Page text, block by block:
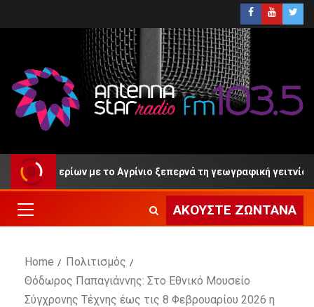
με το Αγρίνιο ξεπερνά τη γεωγραφική γειτνίαση»
ΑΚΟΎΣΤΕ ΖΩΝΤΑΝΆ
Home
Πολιτισμός
Θόδωρος Παπαγιάννης: Στο Εθνικό Μουσείο
Σύγχρονης Τέχνης έως τις 8 Φεβρουαρίου 2026 η